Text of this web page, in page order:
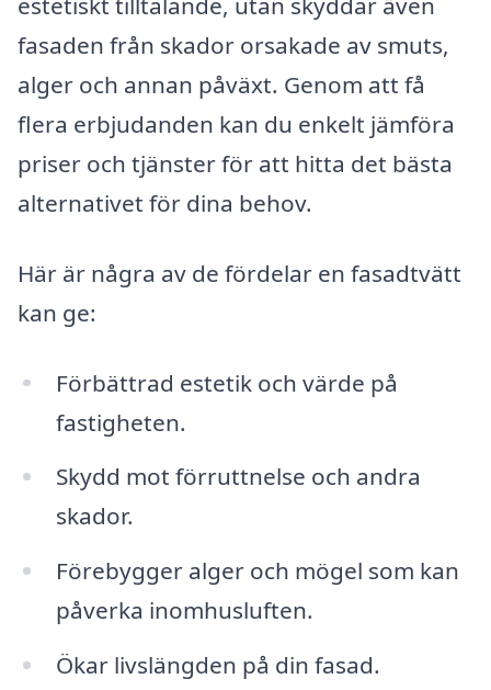
fasaden från skador orsakade av smuts,
alger och annan påväxt. Genom att få
flera erbjudanden kan du enkelt jämföra
priser och tjänster för att hitta det bästa
alternativet för dina behov.
Här är några av de fördelar en fasadtvätt
kan ge:
Förbättrad estetik och värde på
fastigheten.
Skydd mot förruttnelse och andra
skador.
Förebygger alger och mögel som kan
påverka inomhusluften.
Ökar livslängden på din fasad.